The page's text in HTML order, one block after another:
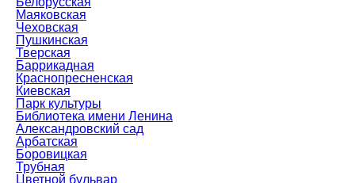
Маяковская
Чеховская
Пушкинская
Тверская
Баррикадная
Краснопресненская
Киевская
Парк культуры
Библиотека имени Ленина
Александровский сад
Арбатская
Боровицкая
Трубная
Цветной бульвар